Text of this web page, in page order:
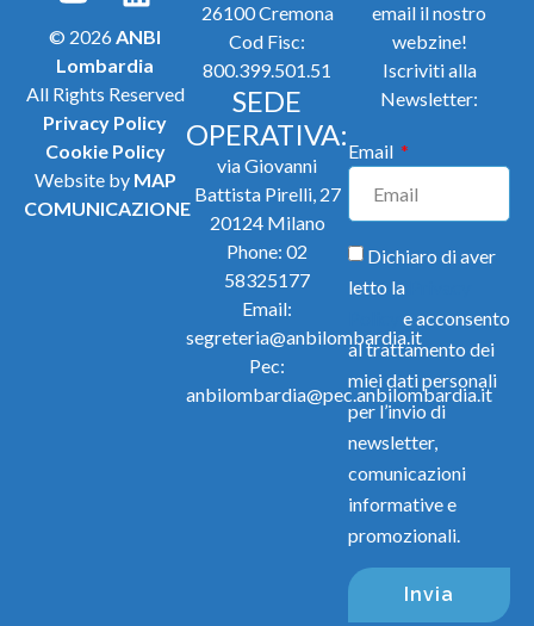
© 2026ANBI
Lombardia
All Rights Reserved
Privacy Policy
Cookie Policy
Website by MAP
COMUNICAZIONE
26100 Cremona
Cod Fisc:
800.399.501.51
SEDE
OPERATIVA:
via Giovanni
Battista Pirelli, 27
20124 Milano
Phone: 02
58325177
Email:
segreteria@anbilombardia.it
Pec:
anbilombardia@pec.anbilombardia.it
email il nostro
webzine!
Iscriviti alla
Newsletter:
Email
Dichiaro di aver
letto la
e acconsento
al trattamento dei
miei dati personali
per l’invio di
newsletter,
comunicazioni
informative e
promozionali.
Invia